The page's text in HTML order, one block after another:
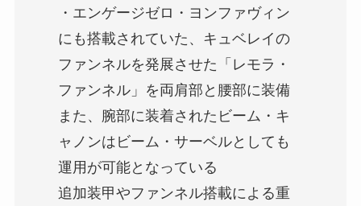
・エンゲージゼロ・ヨンファヴィン
にも搭載されていた、キュベレイの
ファンネルを発展させた「レモラ・
ファンネル」を両肩部と腰部に装備
また、腕部に装着されたビーム・キ
ャノンはビーム・サーベルとしても
運用が可能となっている
追加装甲やファンネル搭載による重